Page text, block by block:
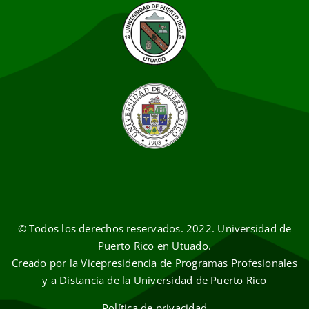
© Todos los derechos reservados. 2022. Universidad de
Puerto Rico en Utuado.
Creado por la Vicepresidencia de Programas Profesionales
y a Distancia de la Universidad de Puerto Rico